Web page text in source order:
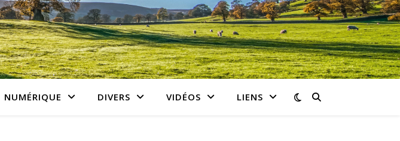
NUMÉRIQUE DIVERS VIDÉOS LIENS